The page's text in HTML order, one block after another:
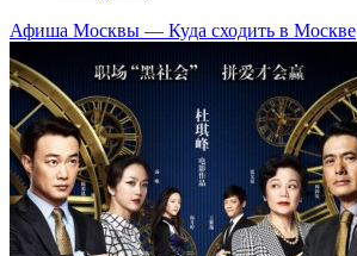
Афиша Москвы — Куда сходить в Москве